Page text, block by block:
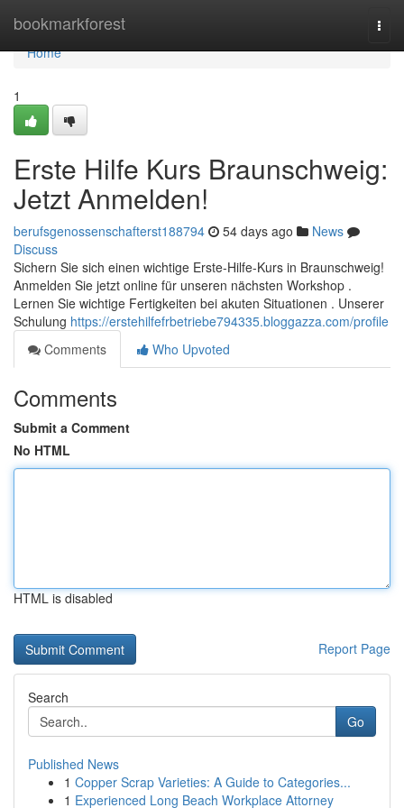
bookmarkforest
Home
Home
1
Erste Hilfe Kurs Braunschweig:
Jetzt Anmelden!
berufsgenossenschafterst188794 54 days ago
News
Discuss
Sichern Sie sich einen wichtige Erste-Hilfe-Kurs in Braunschweig!
Anmelden Sie jetzt online für unseren nächsten Workshop .
Lernen Sie wichtige Fertigkeiten bei akuten Situationen . Unserer
Schulung https://erstehilfefrbetriebe794335.bloggazza.com/profile
Comments
Who Upvoted
Comments
Submit a Comment
No HTML
HTML is disabled
Report Page
Search
Go
Published News
1 Copper Scrap Varieties: A Guide to Categories...
1 Experienced Long Beach Workplace Attorney